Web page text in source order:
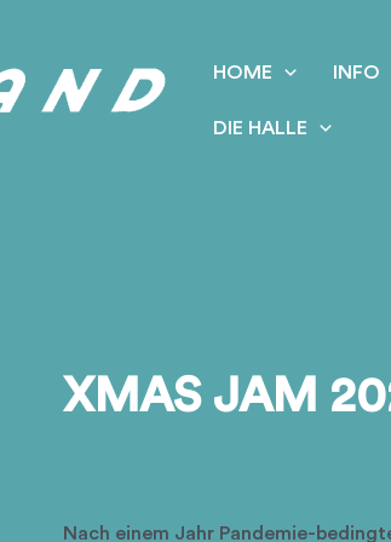
HOME INFO
DIE HALLE
XMAS JAM
Nach einem Jahr Pandemie-